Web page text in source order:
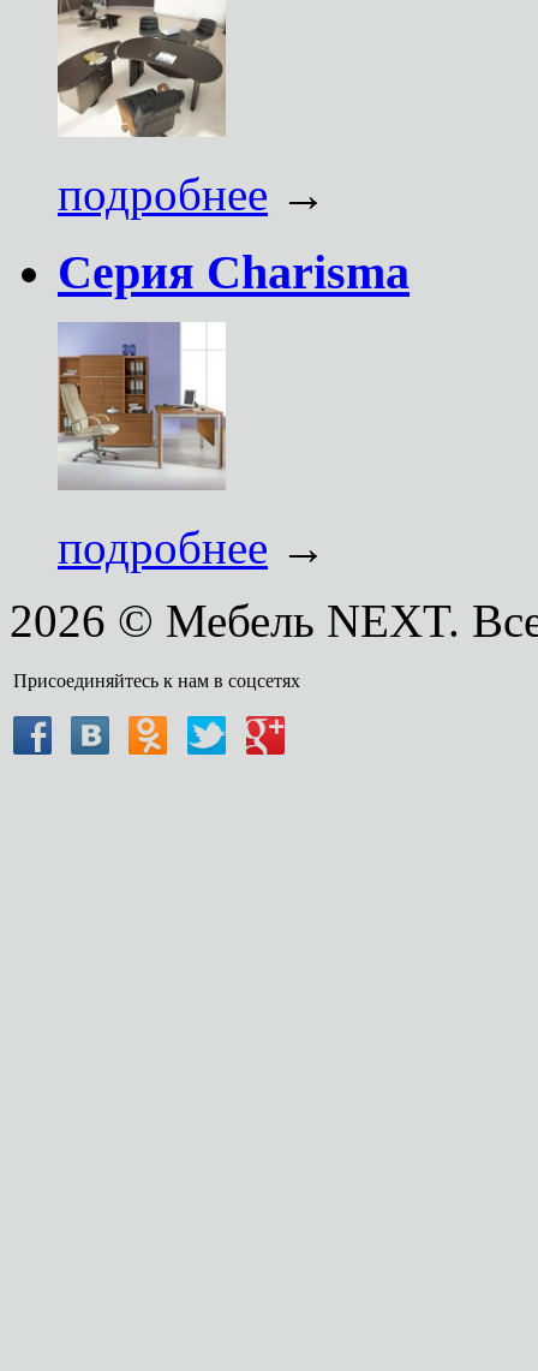
подробнее →
Серия Charisma
подробнее →
2026 © Мебель NEXT.
Присоединяйтесь к нам в соцсетях